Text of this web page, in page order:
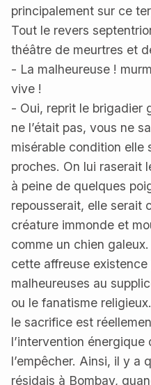
principalement sur ce
Tout le revers
théâtre de meurtres et
- La malheureuse !
vive !
- Oui, reprit le brigadier
ne l’était pas, vous ne
misérable condition elle
proches. On lui raserait
à peine de quelques
repousserait, elle serait
créature immonde et
comme un chien
cette affreuse
malheureuses au
ou le fanatisme
le sacrifice est
l’intervention
l’empêcher. Ainsi, il y a
résidais à Bombay,